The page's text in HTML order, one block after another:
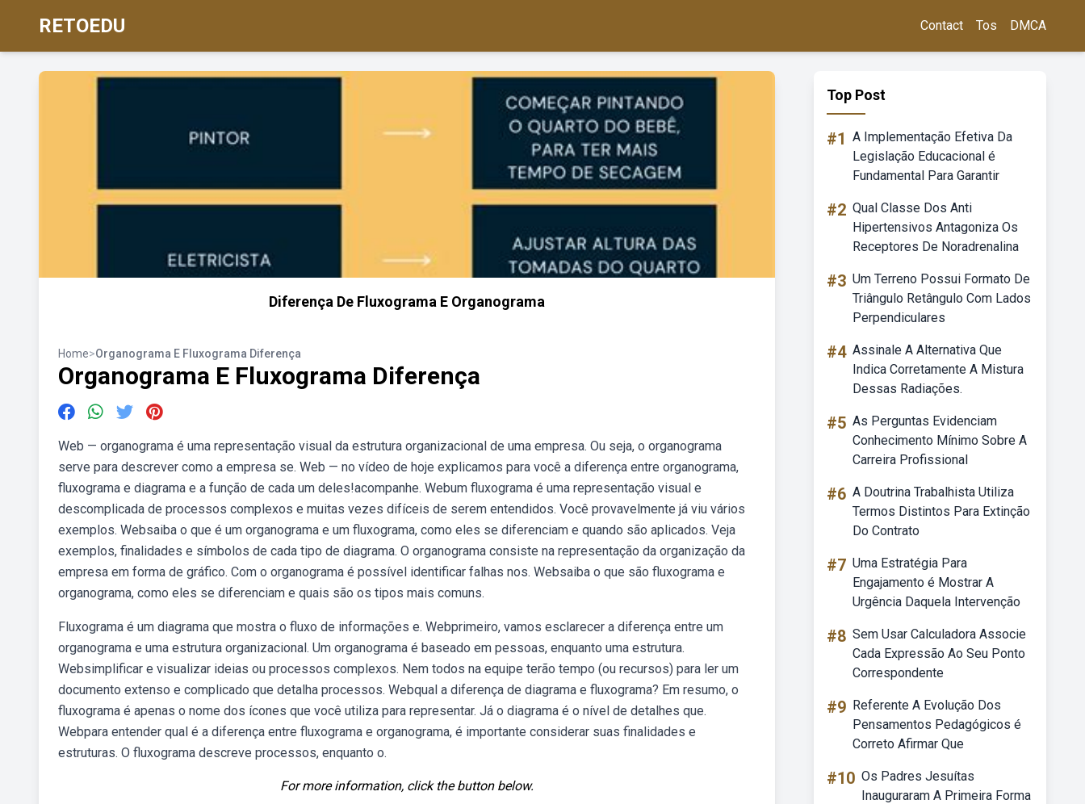
RETOEDU Contact Tos DMCA
Diferença De Fluxograma E Organograma
Home>Organograma E Fluxograma Diferença
Organograma E Fluxograma Diferença
Web — organograma é uma representação visual da estrutura organizacional de uma empresa. Ou seja, o organograma
serve para descrever como a empresa se. Web — no vídeo de hoje explicamos para você a diferença entre organograma,
fluxograma e diagrama e a função de cada um deles!acompanhe. Webum fluxograma é uma representação visual e
descomplicada de processos complexos e muitas vezes difíceis de serem entendidos. Você provavelmente já viu vários
exemplos. Websaiba o que é um organograma e um fluxograma, como eles se diferenciam e quando são aplicados. Veja
exemplos, finalidades e símbolos de cada tipo de diagrama. O organograma consiste na representação da organização da
empresa em forma de gráfico. Com o organograma é possível identificar falhas nos. Websaiba o que são fluxograma e
organograma, como eles se diferenciam e quais são os tipos mais comuns.
Fluxograma é um diagrama que mostra o fluxo de informações e. Webprimeiro, vamos esclarecer a diferença entre um
organograma e uma estrutura organizacional. Um organograma é baseado em pessoas, enquanto uma estrutura.
Websimplificar e visualizar ideias ou processos complexos. Nem todos na equipe terão tempo (ou recursos) para ler um
documento extenso e complicado que detalha processos. Webqual a diferença de diagrama e fluxograma? Em resumo, o
fluxograma é apenas o nome dos ícones que você utiliza para representar. Já o diagrama é o nível de detalhes que.
Webpara entender qual é a diferença entre fluxograma e organograma, é importante considerar suas finalidades e
estruturas. O fluxograma descreve processos, enquanto o.
For more information, click the button below.
Top Post
#1 A Implementação Efetiva Da
Legislação Educacional é
Fundamental Para Garantir
#2 Qual Classe Dos Anti
Hipertensivos Antagoniza Os
Receptores De Noradrenalina
#3 Um Terreno Possui Formato De
Triângulo Retângulo Com Lados
Perpendiculares
#4 Assinale A Alternativa Que
Indica Corretamente A Mistura
Dessas Radiações.
#5 As Perguntas Evidenciam
Conhecimento Mínimo Sobre A
Carreira Profissional
#6 A Doutrina Trabalhista Utiliza
Termos Distintos Para Extinção
Do Contrato
#7 Uma Estratégia Para
Engajamento é Mostrar A
Urgência Daquela Intervenção
#8 Sem Usar Calculadora Associe
Cada Expressão Ao Seu Ponto
Correspondente
#9 Referente A Evolução Dos
Pensamentos Pedagógicos é
Correto Afirmar Que
#10 Os Padres Jesuítas
Inauguraram A Primeira Forma